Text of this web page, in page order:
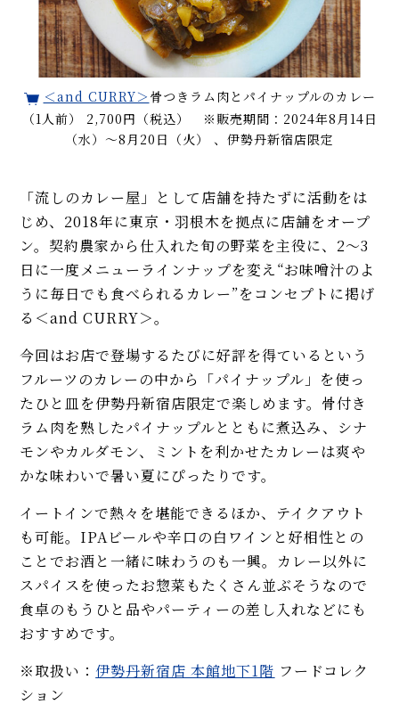
＜and CURRY＞ 骨つきラム肉とパイナップルのカレー
（1人前） 2,700円（税込） ※販売期間：2024年8月14日
（水）～8月20日（火） 、伊勢丹新宿店限定
「流しのカレー屋」として店舗を持たずに活動をは
じめ、2018年に東京・羽根木を拠点に店舗をオープ
ン。契約農家から仕入れた旬の野菜を主役に、2〜3
日に一度メニューラインナップを変え“お味噌汁のよ
うに毎日でも食べられるカレー”をコンセプトに掲げ
る＜and CURRY＞。
今回はお店で登場するたびに好評を得ているという
フルーツのカレーの中から「パイナップル」を使っ
たひと皿を伊勢丹新宿店限定で楽しめます。骨付き
ラム肉を熟したパイナップルとともに煮込み、シナ
モンやカルダモン、ミントを利かせたカレーは爽や
かな味わいで暑い夏にぴったりです。
イートインで熱々を堪能できるほか、テイクアウト
も可能。IPAビールや辛口の白ワインと好相性との
ことでお酒と一緒に味わうのも一興。カレー以外に
スパイスを使ったお惣菜もたくさん並ぶそうなので
食卓のもうひと品やパーティーの差し入れなどにも
おすすめです。
※取扱い： 伊勢丹新宿店 本館地下1階 フードコレク
ション